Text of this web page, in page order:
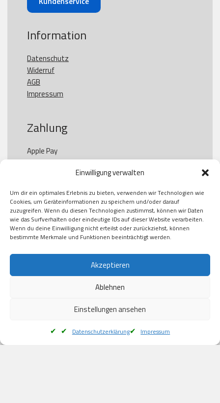
Einwilligung verwalten
Um dir ein optimales Erlebnis zu bieten, verwenden wir Technologien wie
Cookies, um Geräteinformationen zu speichern und/oder darauf
zuzugreifen. Wenn du diesen Technologien zustimmst, können wir Daten
wie das Surfverhalten oder eindeutige IDs auf dieser Website verarbeiten.
Wenn du deine Einwilligung nicht erteilst oder zurückziehst, können
bestimmte Merkmale und Funktionen beeinträchtigt werden.
Akzeptieren
Ablehnen
Einstellungen ansehen
Datenschutzerklärung Impressum
Information
Datenschutz
Widerruf
AGB
Impressum
Zahlung
Apple Pay
Paypal
Kauf auf Rechung
Klarna
American Express